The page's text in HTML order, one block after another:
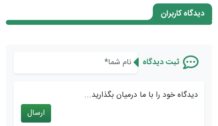
دیدگاه کاربران
ثبت دیدگاه
دیدگاه خود را با ما درمیان بگذارید...
ارسال